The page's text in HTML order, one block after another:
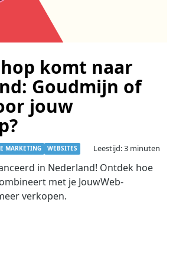
komt naar
Goudmijn of
jouw
MARKETING WEBSITES Leestijd: 3 minuten
in Nederland! Ontdek hoe
met je JouwWeb-
verkopen.